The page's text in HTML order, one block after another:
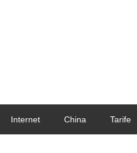
Internet China Tarife